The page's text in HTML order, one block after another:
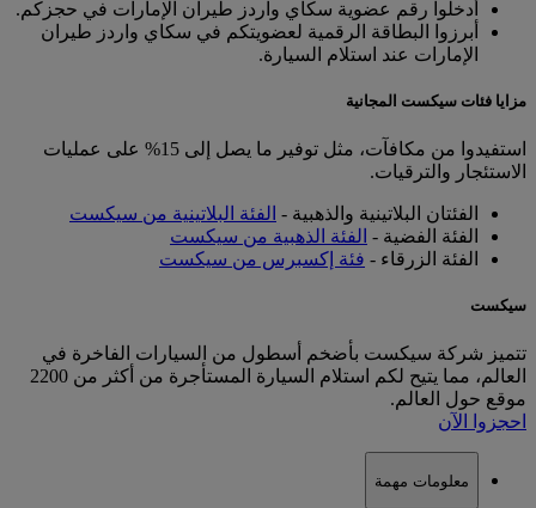
أدخلوا رقم عضوية سكاي واردز طيران الإمارات في حجزكم.
أبرزوا البطاقة الرقمية لعضويتكم في سكاي واردز طيران
الإمارات عند استلام السيارة.
مزايا فئات سيكست المجانية
استفيدوا من مكافآت، مثل توفير ما يصل إلى 15% على عمليات
الاستئجار والترقيات.
الفئتان البلاتينية والذهبية - الفئة البلاتينية من سيكست
الفئة الفضية - الفئة الذهبية من سيكست
الفئة الزرقاء - فئة إكسبرس من سيكست
سيكست
تتميز شركة سيكست بأضخم أسطول من السيارات الفاخرة في
العالم، مما يتيح لكم استلام السيارة المستأجرة من أكثر من 2200
موقع حول العالم.
احجزوا الآن
معلومات مهمة